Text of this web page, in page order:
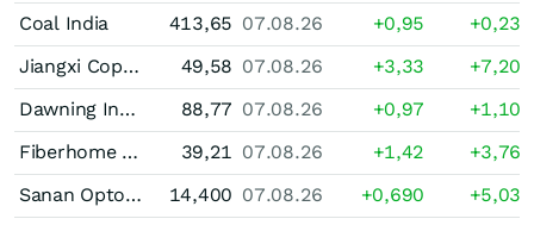
Coal India
413,65 07.08.26 +0,95
+0,23
Jiangxi Copper (A)
49,58 07.08.26 +3,33
+7,20
Dawning Information Industry (A)
88,77 07.08.26 +0,97
+1,10
Fiberhome Telecommunication Technologies (A)
39,21 07.08.26 +1,42
+3,76
Sanan Optoelectronics (A)
14,400 07.08.26 +0,690
+5,03